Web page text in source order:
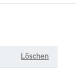
Löschen